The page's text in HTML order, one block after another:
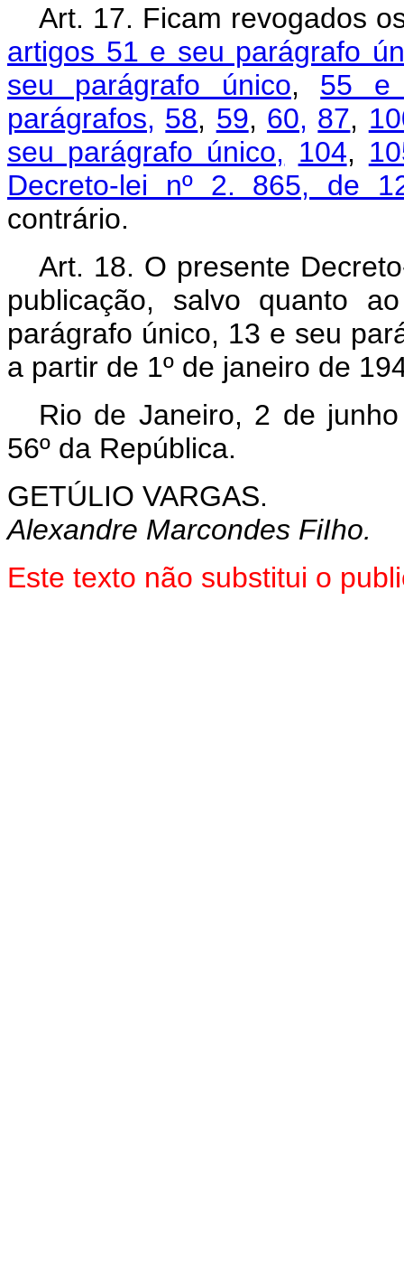
Art. 17. Ficam revogados
artigos 51 e seu parágrafo
seu parágrafo único, 55 e
parágrafos, 58, 59, 60, 87,
seu parágrafo único, 104,
Decreto-lei nº 2. 865, de
contrário.
Art. 18. O presente
publicação, salvo quanto
parágrafo único, 13 e seu
a partir de 1º de janeiro de
Rio de Janeiro, 2 de
56º da República.
GETÚLIO VARGAS.
Alexandre Marcondes FiIho.
Este texto não substitui o